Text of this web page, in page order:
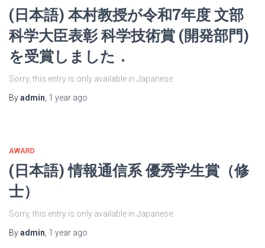
(日本語) 本村教授が令和7年度 文部
科学大臣表彰 科学技術賞 (開発部門)
を受賞しました．
Sorry, this entry is only available in Japanese.
Byadmin 1 year ago
AWARD
(日本語) 情報通信系 優秀学生賞（修
士）
Sorry, this entry is only available in Japanese.
Byadmin 1 year ago